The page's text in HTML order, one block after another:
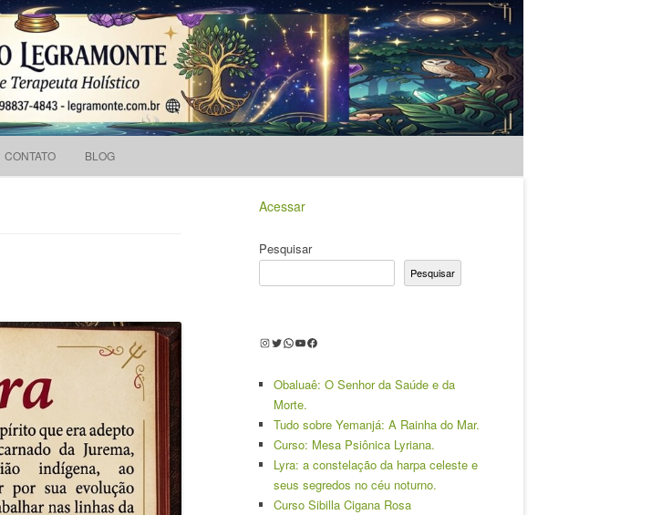
Pesquisar
por:
CONTATO BLOG
Acessar
Pesquisar
Pesquisar
Instagram
Twitter
WhatsApp
Youtube
Facebook
Obaluaê: O Senhor da Saúde e da
Morte.
Tudo sobre Yemanjá: A Rainha do Mar.
Curso: Mesa Psiônica Lyriana.
Lyra: a constelação da harpa celeste e
seus segredos no céu noturno.
Curso Sibilla Cigana Rosa